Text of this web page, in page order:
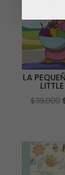
LA
$39,000